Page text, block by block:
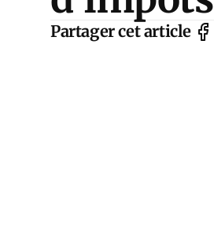
Partager cet article